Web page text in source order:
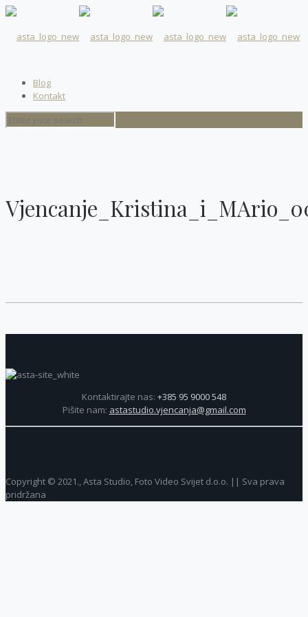
Blog
Kontakt
Kontaktirajte nas: +385 95 9000 548
Pišite nam: astastudio.vjencanja@gmail.com
Copyright © 2021., Asta Studio, Foto Video Svijet d.o.o. || Sva prava
pridržana